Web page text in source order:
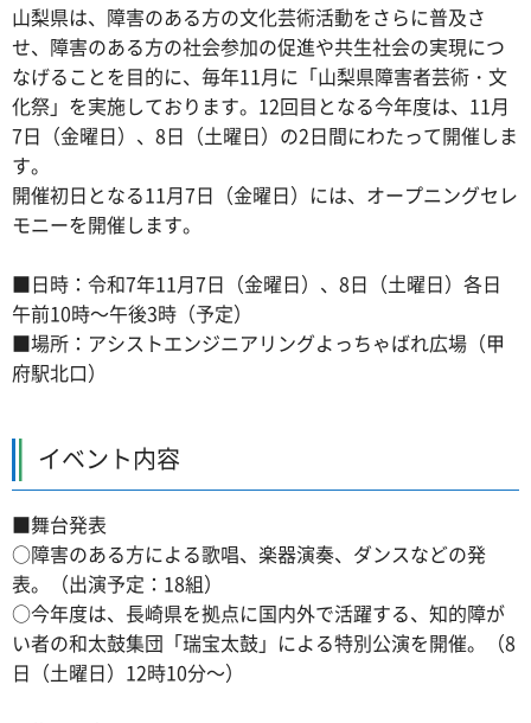
山梨県は、障害のある方の文化芸術活動をさらに普及さ
せ、障害のある方の社会参加の促進や共生社会の実現につ
なげることを目的に、毎年11月に「山梨県障害者芸術・文
化祭」を実施しております。12回目となる今年度は、11月
7日（金曜日）、8日（土曜日）の2日間にわたって開催しま
す。
開催初日となる11月7日（金曜日）には、オープニングセレ
モニーを開催します。
■日時：令和7年11月7日（金曜日）、8日（土曜日）各日
午前10時～午後3時（予定）
■場所：アシストエンジニアリングよっちゃばれ広場（甲
府駅北口）
イベント内容
■舞台発表
○障害のある方による歌唱、楽器演奏、ダンスなどの発
表。（出演予定：18組）
○今年度は、長崎県を拠点に国内外で活躍する、知的障が
い者の和太鼓集団「瑞宝太鼓」による特別公演を開催。（8
日（土曜日）12時10分～）